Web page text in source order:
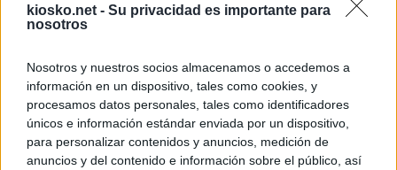
kiosko.net - Su privacidad es importante para
nosotros
Nosotros y nuestros socios almacenamos o accedemos a
información en un dispositivo, tales como cookies, y
procesamos datos personales, tales como identificadores
únicos e información estándar enviada por un dispositivo,
para personalizar contenidos y anuncios, medición de
anuncios y del contenido e información sobre el público, así